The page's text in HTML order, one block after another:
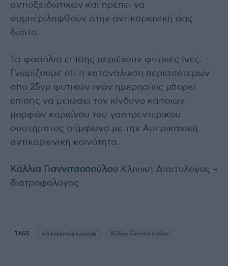
αντιοξειδωτικών και πρέπει να
συμπεριληφθούν στην αντικαρκινική σας
δίαιτα.
Τα φασόλια επίσης περιέχουν φυτικές ίνες.
Γνωρίζουμε ότι η κατανάλωση περισσότερων
από 25γρ φυτικών ινών ημερησίως μπορεί
επίσης να μειώσει τον κίνδυνο κάποιων
μορφών καρκίνου του γαστρεντερικού
συστήματος σύμφωνα με την Αμερικανική
αντικαρκινική κοινότητα.
Κάλλια Γιαννιτσοπούλου Κλινική Διαιτολόγος –
διατροφολόγος
TAGS αντικαρκινική διατροφή Κάλλια Γιαννιτσοπούλου